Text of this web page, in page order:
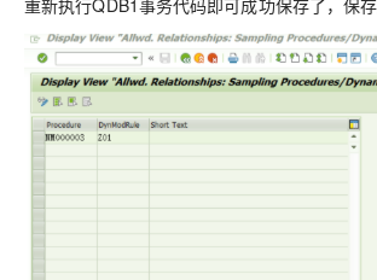
重新执行QDB1事务代码即可成功保存了，保存